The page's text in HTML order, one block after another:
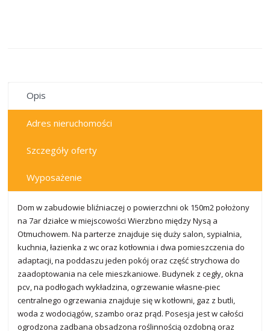
Opis
Adres nieruchomości
Szczegóły oferty
Wyposażenie
Dom w zabudowie bliźniaczej o powierzchni ok 150m2 położony
na 7ar działce w miejscowości Wierzbno między Nysą a
Otmuchowem. Na parterze znajduje się duży salon, sypialnia,
kuchnia, łazienka z wc oraz kotłownia i dwa pomieszczenia do
adaptacji, na poddaszu jeden pokój oraz część strychowa do
zaadoptowania na cele mieszkaniowe. Budynek z cegły, okna
pcv, na podłogach wykładzina, ogrzewanie własne-piec
centralnego ogrzewania znajduje się w kotłowni, gaz z butli,
woda z wodociągów, szambo oraz prąd. Posesja jest w całości
ogrodzona zadbana obsadzona roślinnością ozdobną oraz